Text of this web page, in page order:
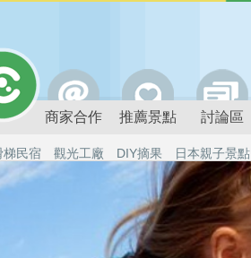
商家合作 推薦景點 討論區
梯民宿 觀光工廠 DIY摘果 日本親子景點